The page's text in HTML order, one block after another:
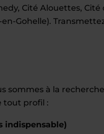
Cité Alouettes, Cité
Gohelle).
sommes à la
tout profil :
indispensable)